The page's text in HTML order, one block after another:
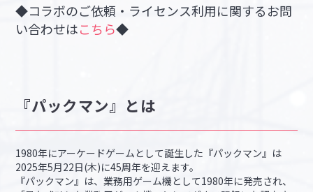
◆コラボのご依頼・ライセンス利用に関するお問
い合わせはこちら◆
『パックマン』とは
1980年にアーケードゲームとして誕生した『パックマン』は
2025年5月22日(木)に45周年を迎えます。
『パックマン』は、業務用ゲーム機として1980年に発売され、